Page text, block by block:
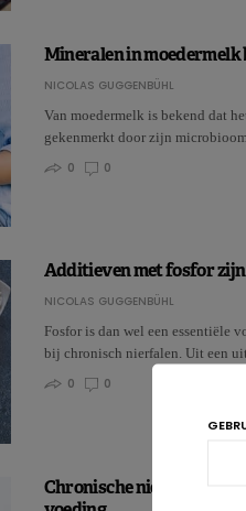
Mineralen in
NICOLAS GUGGENBÜHL
Van moedermelk is bekend dat
gekenmerkt door zijn
0
0
Additieven met fosfor
NICOLAS GUGGENBÜHL
Fosfor is dan wel een essentiële
bij chronisch nierfalen. Uit een
0
0
Chronische